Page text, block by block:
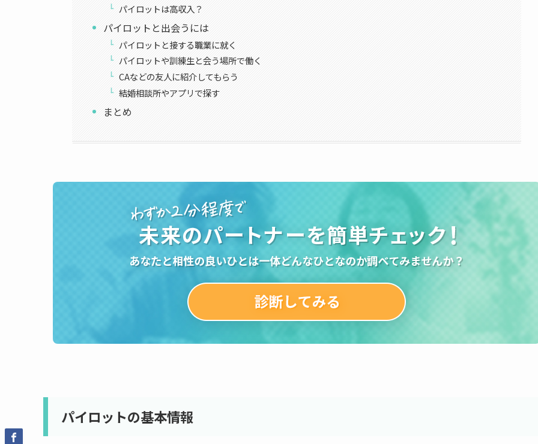
パイロットは高収入？
パイロットと出会うには
パイロットと接する職業に就く
パイロットや訓練生と会う場所で働く
CAなどの友人に紹介してもらう
結婚相談所やアプリで探す
まとめ
パイロットの基本情報